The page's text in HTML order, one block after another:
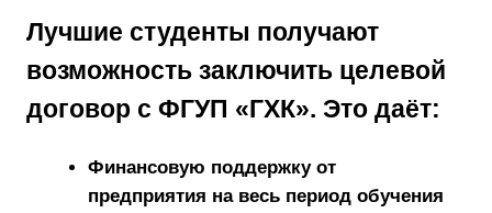
Лучшие студенты получают
возможность заключить целевой
договор с ФГУП «ГХК». Это даёт:
Финансовую поддержкуот
предприятия на весь период обучения